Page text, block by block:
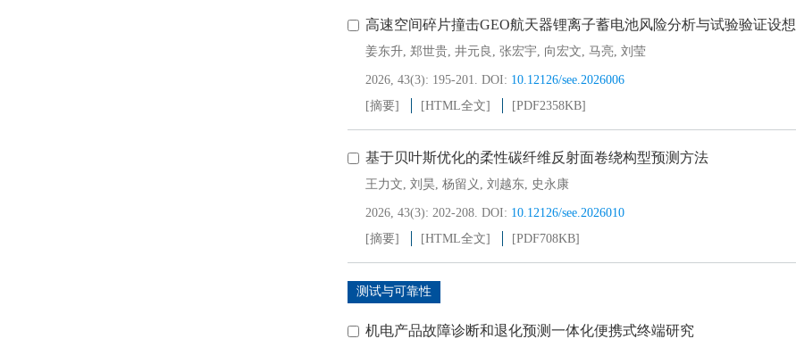
高速空间碎片撞击GEO航天器锂离子蓄电池风险分析与试验验证设想
姜东升, 郑世贵, 井元良 , 张宏宇, 向宏文, 马亮, 刘莹
2026, 43(3): 195-201. DOI: 10.12126/see.2026006
[摘要]
[HTML全文] [PDF2358KB]
基于贝叶斯优化的柔性碳纤维反射面卷绕构型预测方法
王力文, 刘昊, 杨留义 , 刘越东, 史永康
2026, 43(3): 202-208. DOI: 10.12126/see.2026010
[摘要]
[HTML全文] [PDF708KB]
测试与可靠性
机电产品故障诊断和退化预测一体化便携式终端研究